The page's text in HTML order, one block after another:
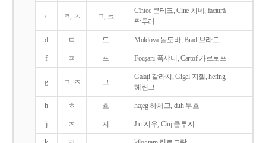
c ㅋ, ㅊ ㄱ, 크
Cîntec 큰테크, Cine 치네, facturǎ
팍투러
d ㄷ 드 Moldova 몰도바, Brad 브라드
f ㅍ 프 Focşani 폭샤니, Cartof 카르토프
g ㄱ, ㅈ 그
Galaţi 갈라치, Gigel 지젤, hering
헤린그
h ㅎ 흐 haţeg 하체그, duh 두흐
j ㅈ 지 Jiu 지우, Cluj 클루지